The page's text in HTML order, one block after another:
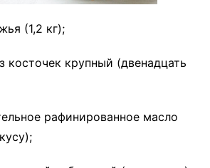
(1,2 кг);
косточек крупный (двенадцать
рафинированное масло